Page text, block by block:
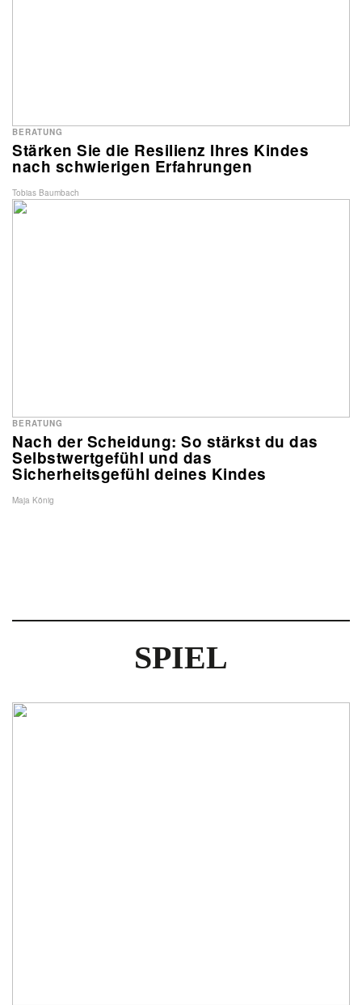
Stärken Sie die Resilienz Ihres Kindes
nach schwierigen Erfahrungen
BERATUNG
Tobias Baumbach
Nach der Scheidung: So stärkst du das
Selbstwertgefühl und das
Sicherheitsgefühl deines Kindes
BERATUNG
Maja König
SPIEL